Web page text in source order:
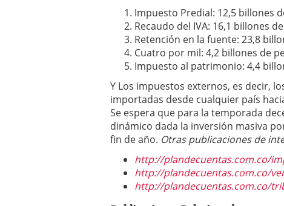
Impuesto Predial: 12,5 billones
Recaudo del IVA: 16,1 billones
Retención en la fuente: 23,8
Cuatro por mil: 4,2 billones de
Impuesto al patrimonio: 4,4
Y Los impuestos externos, es decir,
importadas desde cualquier país
Se espera que para la temporada
dinámico dada la inversión masiva
fin de año. Otras publicaciones de
http://plandecuentas.com.co/
http://plandecuentas.com.co/
http://plandecuentas.com.co/